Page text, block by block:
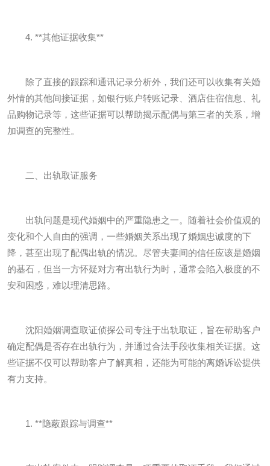
4. **其他证据收集**
除了直接的跟踪和通讯记录分析外，我们还可以收集有关婚
外情的其他间接证据，如银行账户转账记录、酒店住宿信息、礼
品购物记录等，这些证据可以帮助揭示配偶与第三者的关系，增
加调查的完整性。
二、出轨取证服务
出轨问题是现代婚姻中的严重隐患之一。随着社会价值观的
变化和个人自由的强调，一些婚姻关系出现了婚姻忠诚度的下
降，甚至出现了配偶出轨的情况。尽管夫妻间的信任应该是婚姻
的基石，但当一方怀疑对方有出轨行为时，通常会陷入极度的不
安和困惑，难以理清思路。
沈阳婚姻调查取证侦探公司专注于出轨取证，旨在帮助客户
确定配偶是否存在出轨行为，并通过合法手段收集相关证据。这
些证据不仅可以帮助客户了解真相，还能为可能的离婚诉讼提供
有力支持。
1. **隐蔽跟踪与调查**